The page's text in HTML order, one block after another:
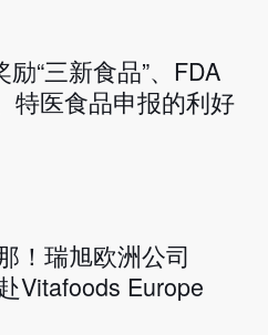
“三新食品”、FDA
特医食品申报的利好
！瑞旭欧洲公司
Vitafoods Europe